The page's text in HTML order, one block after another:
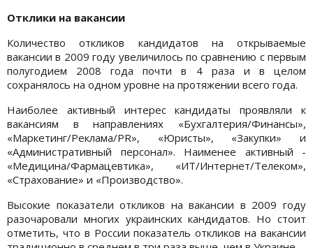
Отклики на вакансии
Количество откликов кандидатов на открываемые
вакансии в 2009 году увеличилось по сравнению с первым
полугодием 2008 года почти в 4 раза и в целом
сохранялось на одном уровне на протяжении всего года.
Наиболее активный интерес кандидаты проявляли к
вакансиям в направлениях «Бухгалтерия/Финансы»,
«Маркетинг/Реклама/PR», «Юристы», «Закупки» и
«Административный персонал». Наименее активный -
«Медицина/Фармацевтика», «ИТ/Интернет/Телеком»,
«Страхование» и «Производство».
Высокие показатели откликов на вакансии в 2009 году
разочаровали многих украинских кандидатов. Но стоит
отметить, что в России показатель откликов на вакансии